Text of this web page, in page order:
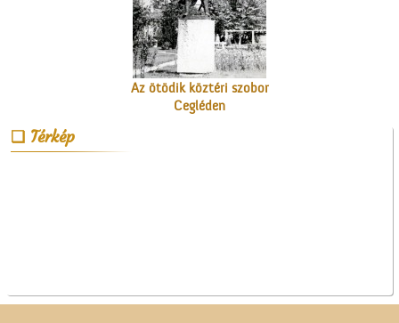
Az ötödik köztéri szobor
Cegléden
Térkép